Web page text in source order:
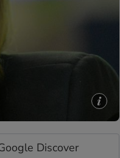
Discover